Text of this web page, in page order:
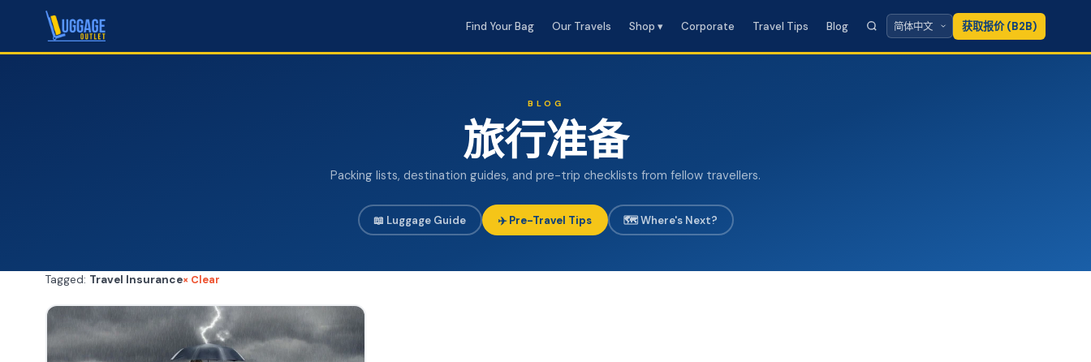
Find Your Bag Our Travels Shop ▾ Corporate Travel Tips Blog 获取报价 (B2B)
BLOG
旅行准备
Packing lists, destination guides, and pre-trip checklists from fellow travellers.
📖 Luggage Guide ✈️ Pre-Travel Tips 🗺️ Where's Next?
Tagged: Travel Insurance× Clear